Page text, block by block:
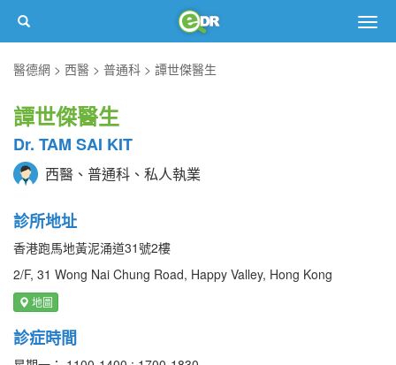
醫德網
西醫 普通科 譚世傑醫生
譚世傑醫生
Dr. TAM SAI KIT
西醫、普通科、私人執業
診所地址
香港跑馬地黃泥涌道31號2樓
2/F, 31 Wong Nai Chung Road, Happy Valley, Hong Kong
地圖
診症時間